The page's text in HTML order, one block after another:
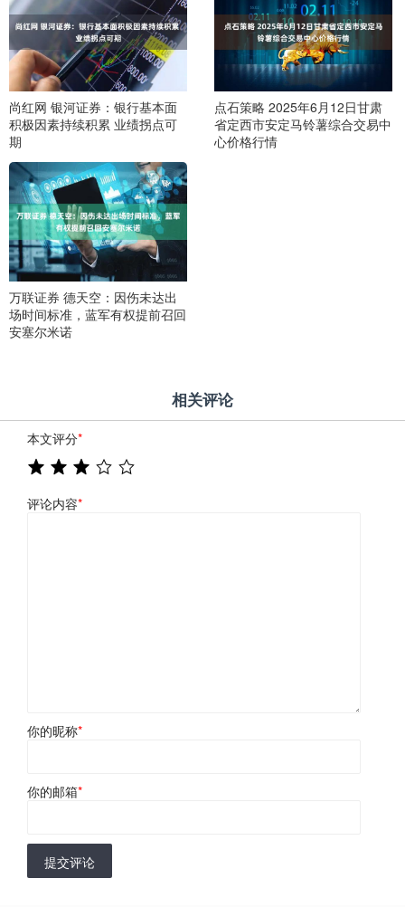
尚红网 银河证券：银行基本面
积极因素持续积累 业绩拐点可
期
点石策略 2025年6月12日甘肃
省定西市安定马铃薯综合交易中
心价格行情
万联证券 德天空：因伤未达出
场时间标准，蓝军有权提前召回
安塞尔米诺
相关评论
本文评分*
评论内容*
你的昵称*
你的邮箱*
提交评论